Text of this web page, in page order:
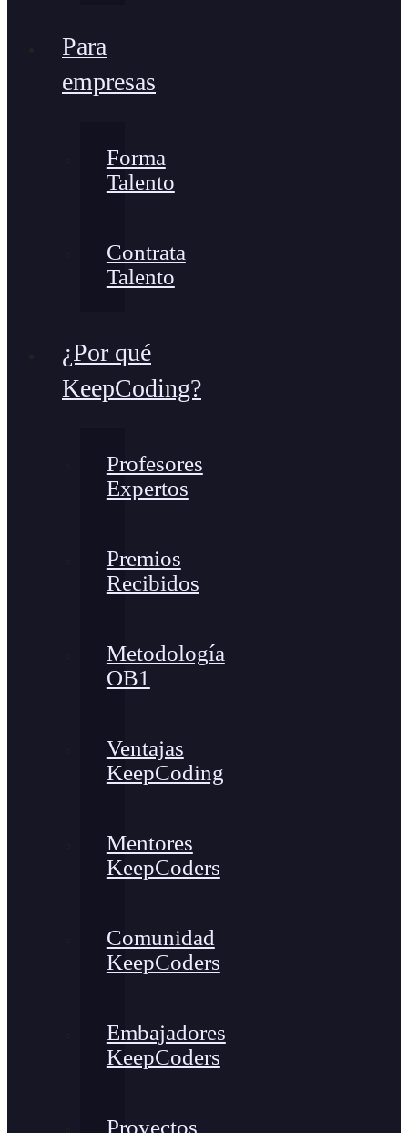
Para
empresas
Forma
Talento
Contrata
Talento
¿Por qué
KeepCoding?
Profesores
Expertos
Premios
Recibidos
Metodología
OB1
Ventajas
KeepCoding
Mentores
KeepCoders
Comunidad
KeepCoders
Embajadores
KeepCoders
Proyectos